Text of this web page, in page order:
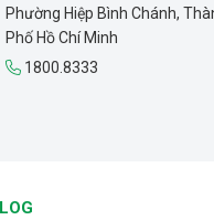
Phường Hiệp Bình Chánh,
Phố Hồ Chí Minh
1800.8333